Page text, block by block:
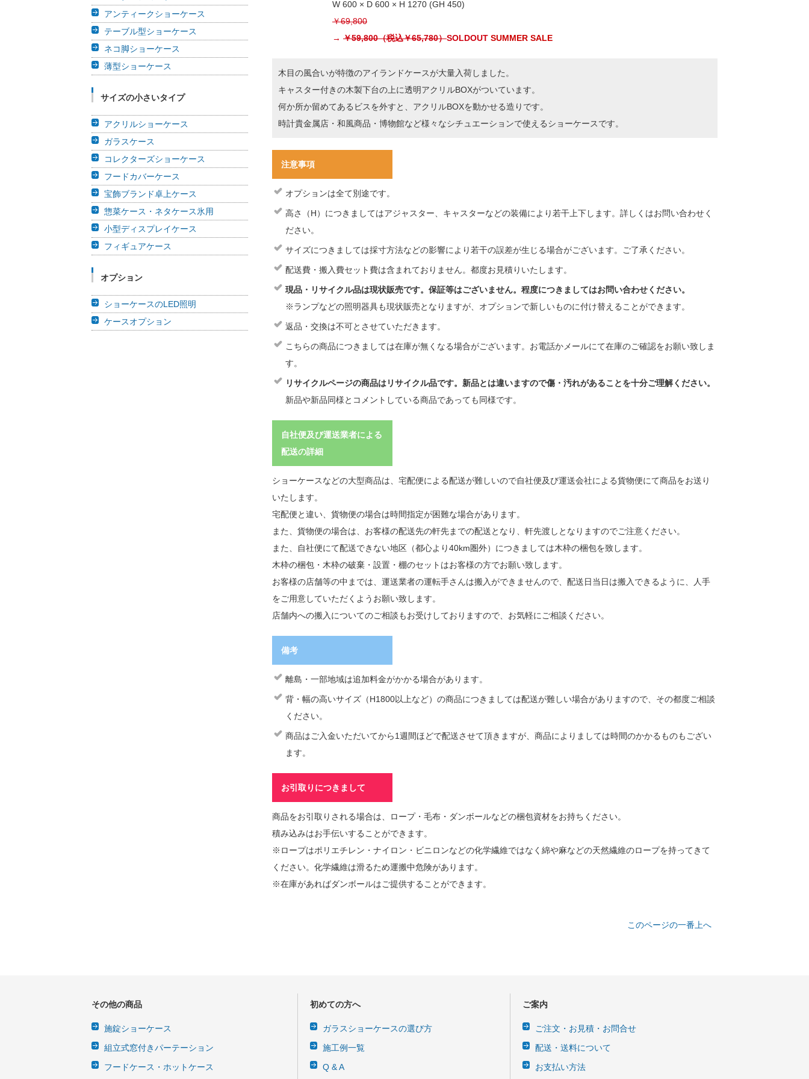
W 600 × D 600 × H 1270 (GH 450)
￥69,800
→ ￥59,800（税込￥65,780）SOLDOUT SUMMER SALE
木目の風合いが特徴のアイランドケースが大量入荷しました。
キャスター付きの木製下台の上に透明アクリルBOXがついています。
何か所か留めてあるビスを外すと、アクリルBOXを動かせる造りです。
時計貴金属店・和風商品・博物館など様々なシチュエーションで使えるショーケースです。
注意事項
オプションは全て別途です。
高さ（H）につきましてはアジャスター、キャスターなどの装備により若干上下します。詳しくはお問い合わせく
ださい。
サイズにつきましては採寸方法などの影響により若干の誤差が生じる場合がございます。ご了承ください。
配送費・搬入費セット費は含まれておりません。都度お見積りいたします。
現品・リサイクル品は現状販売です。保証等はございません。程度につきましてはお問い合わせください。
※ランプなどの照明器具も現状販売となりますが、オプションで新しいものに付け替えることができます。
返品・交換は不可とさせていただきます。
こちらの商品につきましては在庫が無くなる場合がございます。お電話かメールにて在庫のご確認をお願い致しま
す。
リサイクルページの商品はリサイクル品です。新品とは違いますので傷・汚れがあることを十分ご理解ください。
新品や新品同様とコメントしている商品であっても同様です。
自社便及び運送業者による
配送の詳細
ショーケースなどの大型商品は、宅配便による配送が難しいので自社便及び運送会社による貨物便にて商品をお送り
いたします。
宅配便と違い、貨物便の場合は時間指定が困難な場合があります。
また、貨物便の場合は、お客様の配送先の軒先までの配送となり、軒先渡しとなりますのでご注意ください。
また、自社便にて配送できない地区（都心より40km圏外）につきましては木枠の梱包を致します。
木枠の梱包・木枠の破棄・設置・棚のセットはお客様の方でお願い致します。
お客様の店舗等の中までは、運送業者の運転手さんは搬入ができませんので、配送日当日は搬入できるように、人手
をご用意していただくようお願い致します。
店舗内への搬入についてのご相談もお受けしておりますので、お気軽にご相談ください。
備考
離島・一部地域は追加料金がかかる場合があります。
背・幅の高いサイズ（H1800以上など）の商品につきましては配送が難しい場合がありますので、その都度ご相談
ください。
商品はご入金いただいてから1週間ほどで配送させて頂きますが、商品によりましては時間のかかるものもござい
ます。
お引取りにつきまして
商品をお引取りされる場合は、ロープ・毛布・ダンボールなどの梱包資材をお持ちください。
積み込みはお手伝いすることができます。
※ロープはポリエチレン・ナイロン・ビニロンなどの化学繊維ではなく綿や麻などの天然繊維のロープを持ってきて
ください。化学繊維は滑るため運搬中危険があります。
※在庫があればダンボールはご提供することができます。
このページの一番上へ
アンティークショーケース
テーブル型ショーケース
ネコ脚ショーケース
薄型ショーケース
サイズの小さいタイプ
アクリルショーケース
ガラスケース
コレクターズショーケース
フードカバーケース
宝飾ブランド卓上ケース
惣菜ケース・ネタケース氷用
小型ディスプレイケース
フィギュアケース
オプション
ショーケースのLED照明
ケースオプション
その他の商品
施錠ショーケース
組立式窓付きパーテーション
フードケース・ホットケース
初めての方へ
ガラスショーケースの選び方
施工例一覧
Q & A
ご案内
ご注文・お見積・お問合せ
配送・送料について
お支払い方法